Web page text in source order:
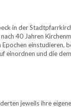
in der
40 Jahren
einstudieren,
einordnen und die
jeweils ihre